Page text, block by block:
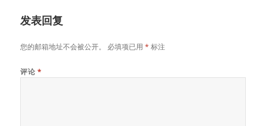
发表回复
您的邮箱地址不会被公开。 必填项已用* 标注
评论 *